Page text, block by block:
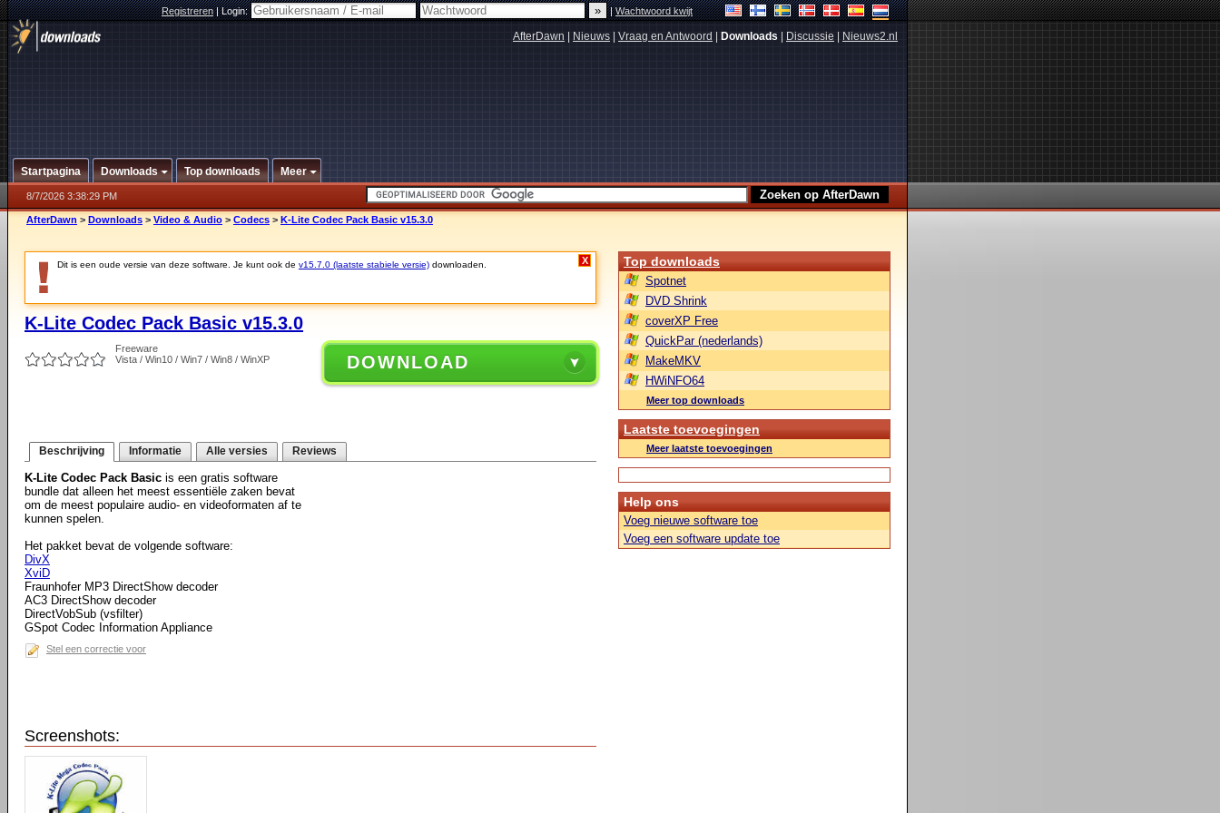
Registreren|Login: |Wachtwoord kwijt
AfterDawn Nieuws Vraag en Antwoord Downloads Discussie Nieuws2.nl
Startpagina Downloads Top downloads Meer
8/7/2026 3:38:29 PM
AfterDawn > Downloads > Video & Audio > Codecs > K-Lite Codec Pack Basic v15.3.0
Dit is een oude versie van deze software. Je kunt ook de v15.7.0 (laatste stabiele versie) downloaden. X
K-Lite Codec Pack Basic v15.3.0
Freeware
Vista / Win10 / Win7 / Win8 / WinXP
DOWNLOAD
Beschrijving Informatie Alle versies Reviews
K-Lite Codec Pack Basic is een gratis software
bundle dat alleen het meest essentiële zaken bevat
om de meest populaire audio- en videoformaten af te
kunnen spelen.
Het pakket bevat de volgende software:
DivX
XviD
Fraunhofer MP3 DirectShow decoder
AC3 DirectShow decoder
DirectVobSub (vsfilter)
GSpot Codec Information Appliance
Stel een correctie voor
Screenshots:
Top downloads
Spotnet
DVD Shrink
coverXP Free
QuickPar (nederlands)
MakeMKV
HWiNFO64
Meer top downloads
Laatste toevoegingen
Meer laatste toevoegingen
Help ons
Voeg nieuwe software toe
Voeg een software update toe